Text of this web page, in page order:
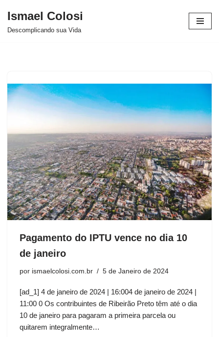
Avançar
Ismael Colosi
Descomplicando sua Vida
Pagamento do IPTU vence no dia 10
de janeiro
por ismaelcolosi.com.br 5 de Janeiro de 2024
[ad_1] 4 de janeiro de 2024 | 16:004 de janeiro de 2024 |
11:00 0 Os contribuintes de Ribeirão Preto têm até o dia
10 de janeiro para pagaram a primeira parcela ou
quitarem integralmente…